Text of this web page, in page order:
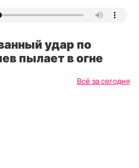
удар по
пылает в огне
Всё за сегодня